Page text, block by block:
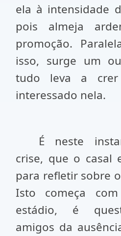
ela à intensidade
pois almeja
promoção.
isso, surge um
tudo leva a crer
interessado nela.
É neste
crise, que o casal
para refletir sobre
Isto começa
estádio, é
amigos da